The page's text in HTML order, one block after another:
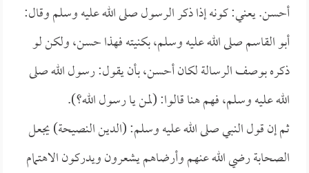
أحسن. يعني: كونه إذا ذكر الرسول صلى الله عليه وسلم وقال:
أبو القاسم صلى الله عليه وسلم، بكنيته فهذا حسن، ولكن لو
ذكره بوصف الرسالة لكان أحسن، بأن يقول: رسول الله صلى
الله عليه وسلم، فهم هنا قالوا: (لمن يا رسول الله؟).
ثم إن قول النبي صلى الله عليه وسلم: (الدين النصيحة) يجعل
الصحابة رضي الله عنهم وأرضاهم يشعرون ويدركون الاهتمام